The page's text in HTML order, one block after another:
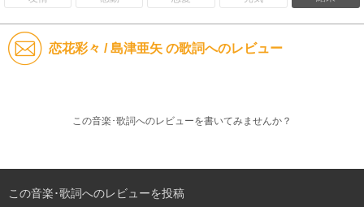
恋花彩々 / 島津亜矢 の歌詞へのレビュー
この音楽･歌詞へのレビューを書いてみませんか？
この音楽･歌詞へのレビューを投稿